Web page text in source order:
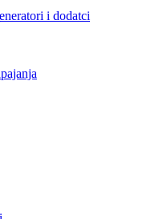
i dodatci